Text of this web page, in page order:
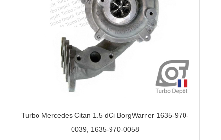
Turbo Mercedes Citan 1.5 dCi BorgWarner 1635-970-
0039, 1635-970-0058